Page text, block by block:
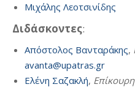
Μιχάλης Λεοτσινίδης
Διδάσκοντες:
Απόστολος Βανταράκης,
avanta@upatras.gr
Ελένη Σαζακλή,